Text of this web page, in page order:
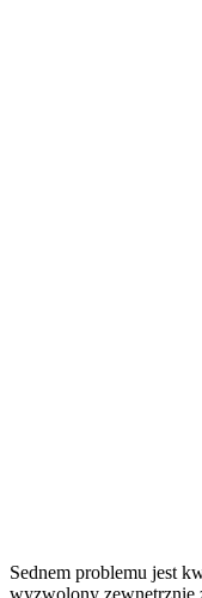
Sednem problemu jest
wyzwolony zewnętrznie